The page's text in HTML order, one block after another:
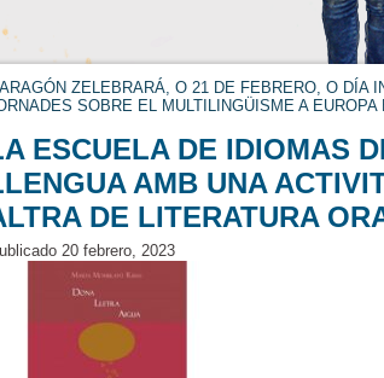
ARAGÓN ZELEBRARÁ, O 21 DE FEBRERO, O DÍA
SOBRE EL MULTILINGÜISME A
ESCUELA DE IDIOMAS
AMB UNA
DE LITERATURA
20 febrero, 2023